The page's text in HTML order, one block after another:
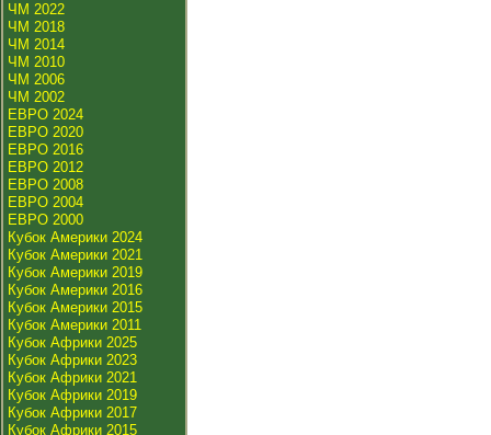
ЧМ 2022
ЧМ 2018
ЧМ 2014
ЧМ 2010
ЧМ 2006
ЧМ 2002
ЕВРО 2024
ЕВРО 2020
ЕВРО 2016
ЕВРО 2012
ЕВРО 2008
ЕВРО 2004
ЕВРО 2000
Кубок Америки 2024
Кубок Америки 2021
Кубок Америки 2019
Кубок Америки 2016
Кубок Америки 2015
Кубок Америки 2011
Кубок Африки 2025
Кубок Африки 2023
Кубок Африки 2021
Кубок Африки 2019
Кубок Африки 2017
Кубок Африки 2015